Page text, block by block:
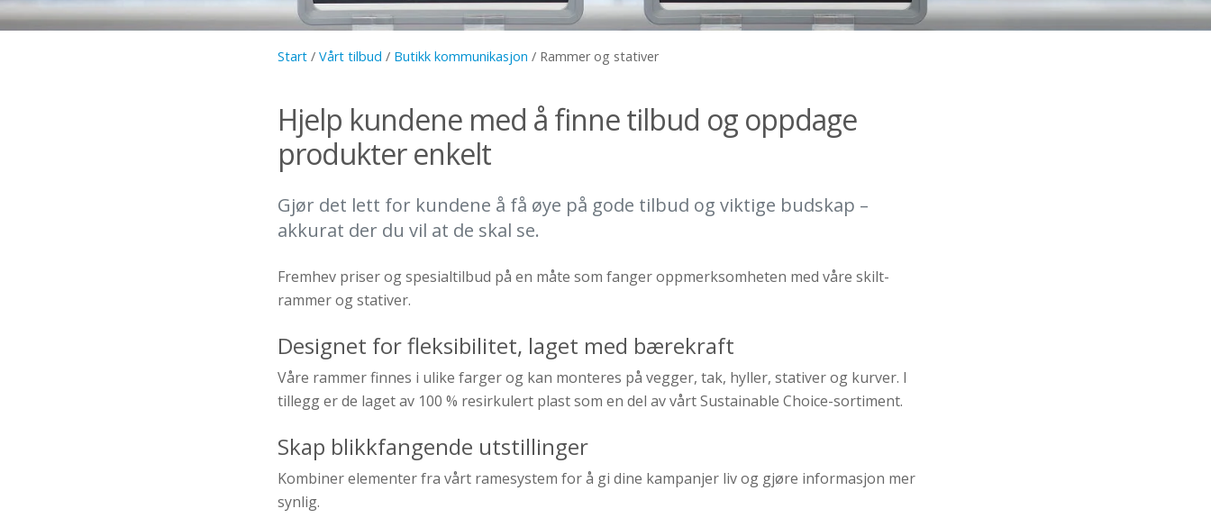
Start/ Vårt tilbud / Butikk kommunikasjon / Rammer og stativer
Hjelp kundene med å finne tilbud og oppdage
produkter enkelt
Gjør det lett for kundene å få øye på gode tilbud og viktige budskap –
akkurat der du vil at de skal se.
Fremhev priser og spesialtilbud på en måte som fanger oppmerksomheten med våre skilt­
rammer og stativer.
Designet for fleksibilitet, laget med bærekraft
Våre rammer finnes i ulike farger og kan monteres på vegger, tak, hyller, stativer og kurver. I
tillegg er de laget av 100 % resirkulert plast som en del av vårt Sustainable Choice-sortiment.
Skap blikkfangende utstillinger
Kombiner elementer fra vårt ramesystem for å gi dine kampanjer liv og gjøre informasjon mer
synlig.